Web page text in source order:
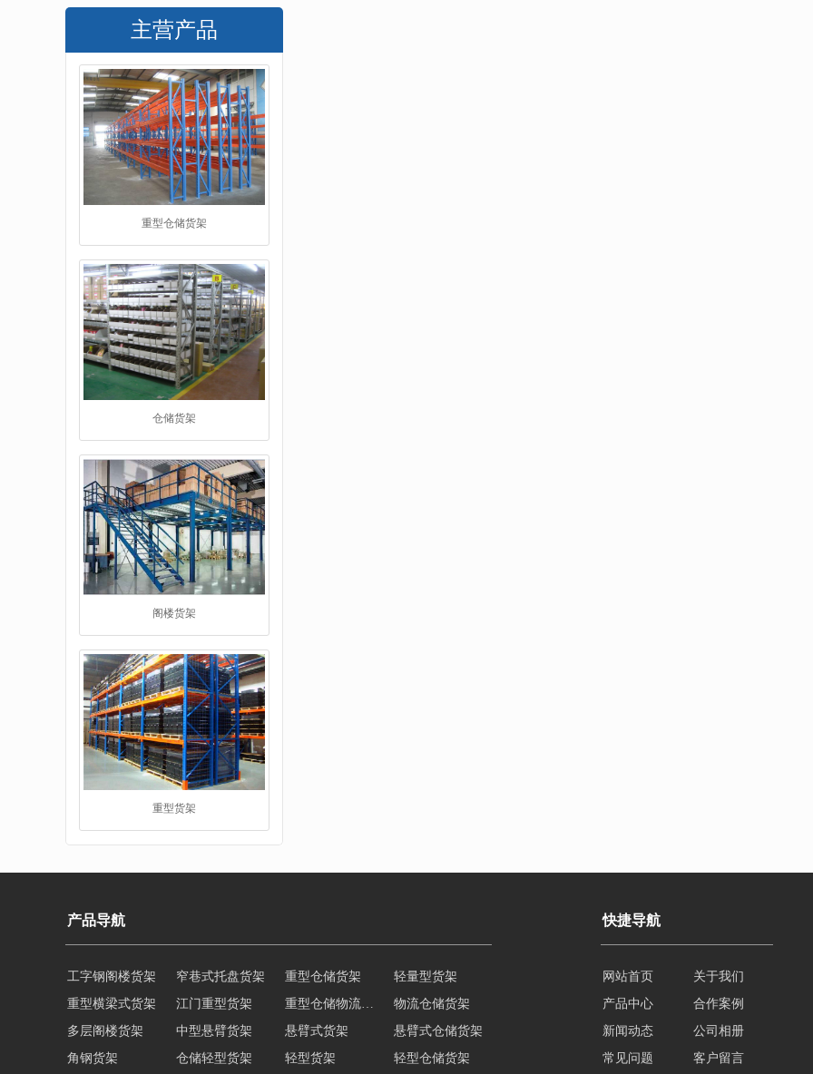
主营产品
仓储货架
阁楼货架
重型货架
堆垛架
工字钢平台
产品导航
重型横梁式货架 江门重型货架
物流仓储货架
多层阁楼货架
中型悬臂货架 悬臂式货架
悬臂式仓储货架
角钢货架
仓储轻型货架 轻型货架
轻型仓储货架
移动式货架
横梁式重型货架 阁楼货架定制 广州重型货架
快捷导航
网站首页
关于我们
产品中心
合作案例
新闻动态
公司相册
常见问题
客户留言